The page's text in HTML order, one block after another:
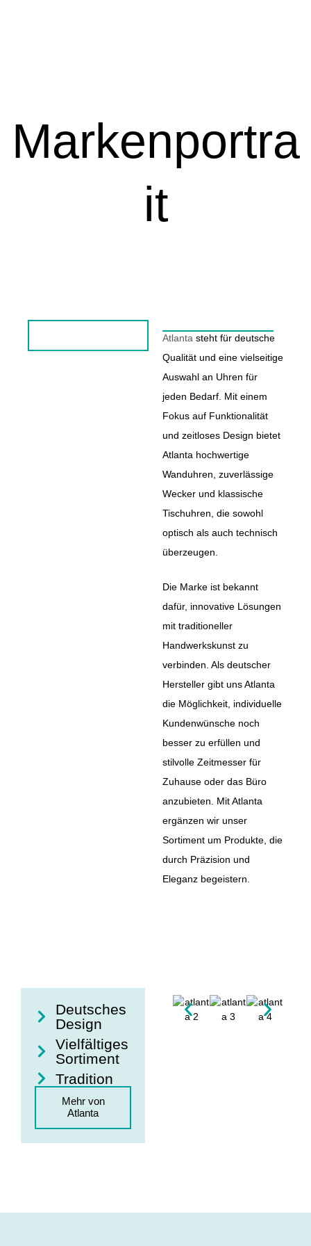
Markenportra
it
Atlanta steht für deutsche
Qualität und eine vielseitige
Auswahl an Uhren für
jeden Bedarf. Mit einem
Fokus auf Funktionalität
und zeitloses Design bietet
Atlanta hochwertige
Wanduhren, zuverlässige
Wecker und klassische
Tischuhren, die sowohl
optisch als auch technisch
überzeugen.
Die Marke ist bekannt
dafür, innovative Lösungen
mit traditioneller
Handwerkskunst zu
verbinden. Als deutscher
Hersteller gibt uns Atlanta
die Möglichkeit, individuelle
Kundenwünsche noch
besser zu erfüllen und
stilvolle Zeitmesser für
Zuhause oder das Büro
anzubieten. Mit Atlanta
ergänzen wir unser
Sortiment um Produkte, die
durch Präzision und
Eleganz begeistern.
Deutsches
Design
Vielfältiges
Sortiment
Tradition
Mehr von
Atlanta